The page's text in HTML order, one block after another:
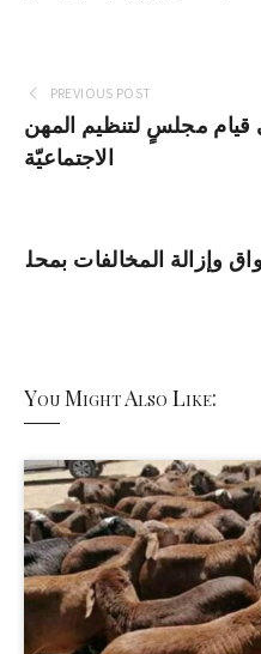
PREVIOUS POST
قيام مجلسٍ لتنظيم المهن
الاجتماعيّة
وإزالة المخالفات بمحل
You Might Also Like: